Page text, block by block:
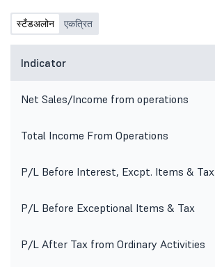
स्टँडअलोन एकत्रित
Indicator
Net Sales/Income from operations
Total Income From Operations
P/L Before Interest, Excpt. Items & Tax
P/L Before Exceptional Items & Tax
P/L After Tax from Ordinary Activities